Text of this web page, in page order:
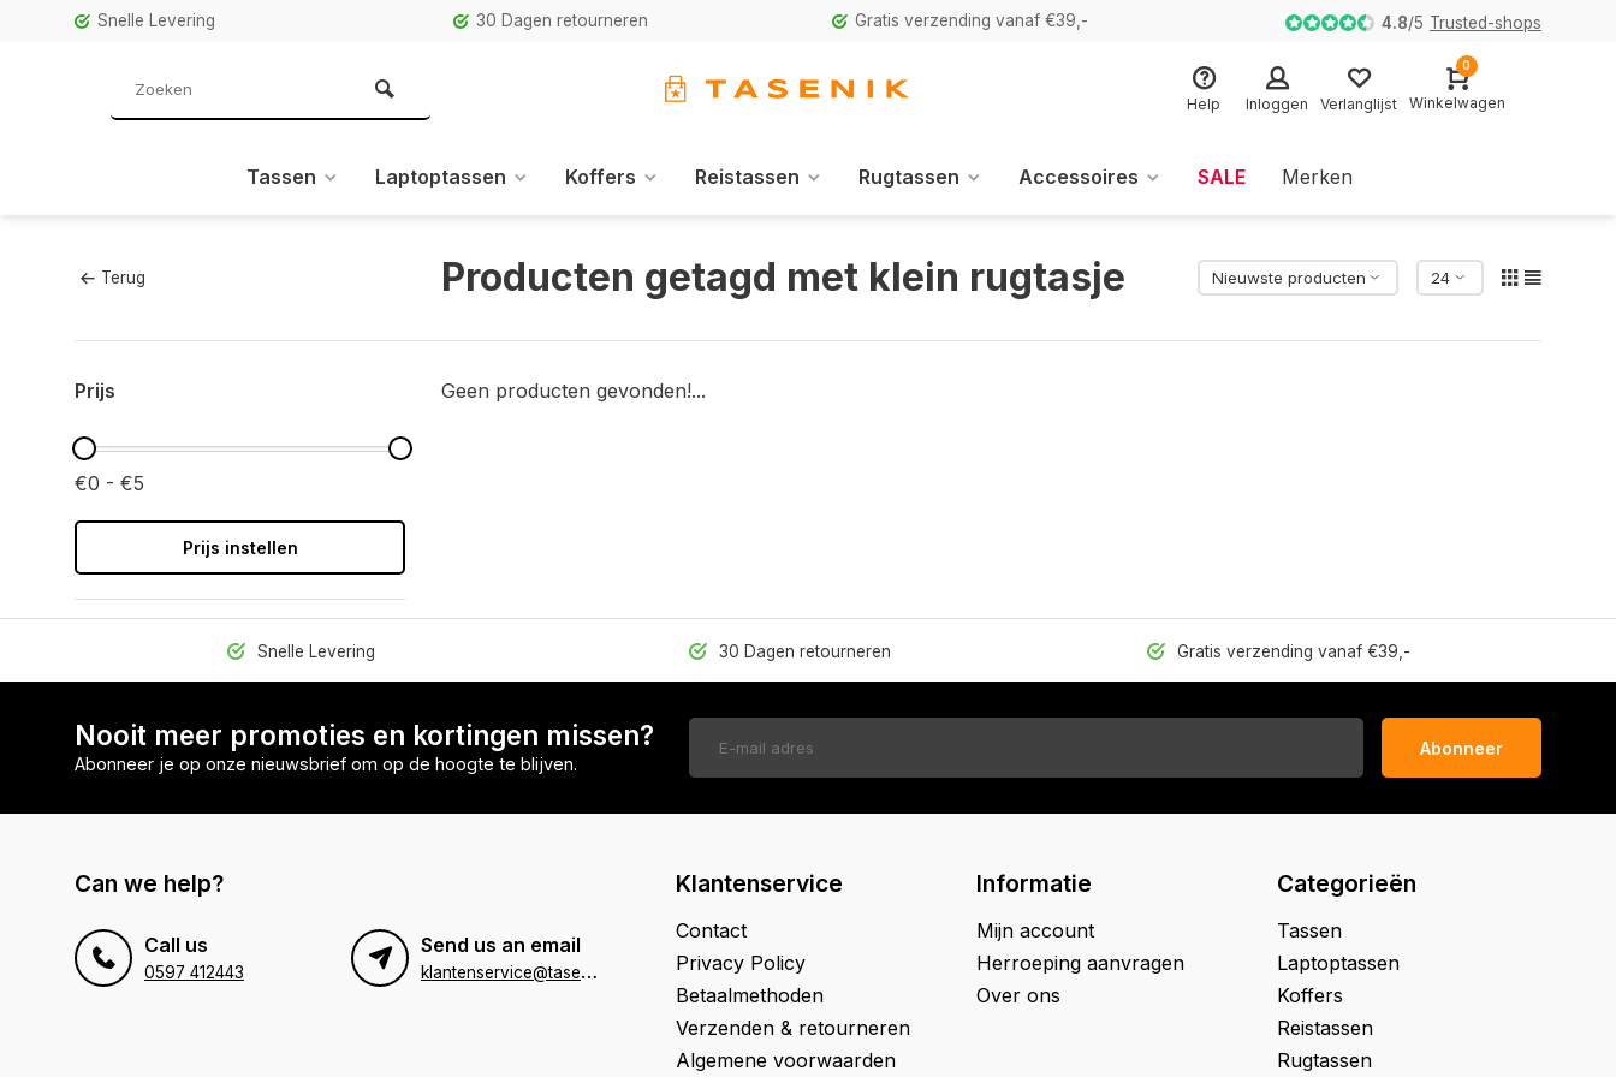
Snelle Levering 30 Dagen retourneren Gratis verzending vanaf €39,- 4.8/5 Trusted-shops
Help Inloggen Verlanglijst
0
Winkelwagen
Tassen Laptoptassen Koffers Reistassen Rugtassen Accessoires SALE Merken
Terug Producten getagd met klein rugtasje
Prijs
€0 - €5
Prijs instellen
Geen producten gevonden!...
Snelle Levering 30 Dagen retourneren Gratis verzending vanaf €39,-
Nooit meer promoties en kortingen missen?
Abonneer je op onze nieuwsbrief om op de hoogte te blijven.
Abonneer
Can we help?
Call us
0597 412443
Send us an email
k
lantenservice@tasenik.nl
Klantenservice
Contact
Privacy Policy
Betaalmethoden
Verzenden & retourneren
Algemene voorwaarden
Informatie
Mijn account
Herroeping aanvragen
Over ons
Categorieën
Tassen
Laptoptassen
Koffers
Reistassen
Rugtassen